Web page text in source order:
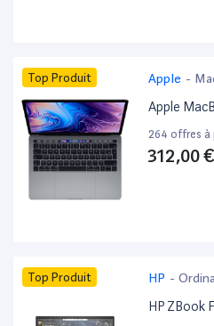
Top Produit Apple -
Apple
264 offres à
312,00 €
Top Produit HP -
HP ZBook